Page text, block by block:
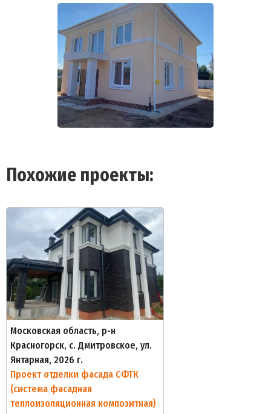
Похожие проекты:
Московская область, р-н
Красногорск, с. Дмитровское, ул.
Янтарная, 2026 г.
Проект отделки фасада СФТК
(система фасадная
теплоизоляционная композитная)